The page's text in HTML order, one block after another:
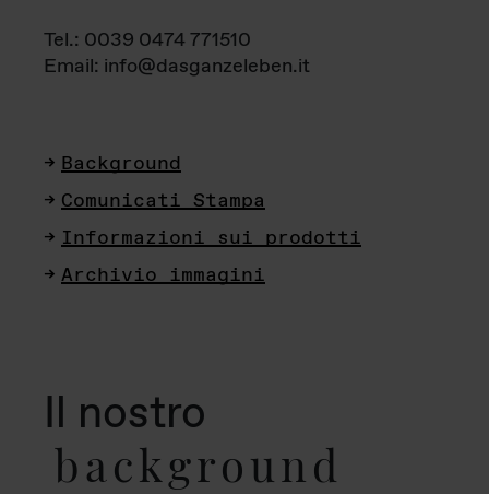
Tel.: 0039 0474 771510
Email: info@dasganzeleben.it
Background
Comunicati Stampa
Informazioni sui prodotti
Archivio immagini
Il nostro
background